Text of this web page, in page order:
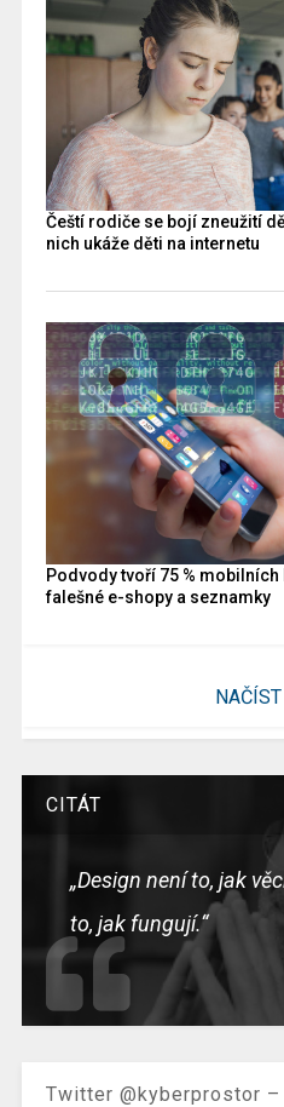
Čeští rodiče se bojí zneužití
nich ukáže děti na internetu
Podvody tvoří 75 %
falešné e-shopy a seznamky
CITÁT
„Design není to, jak
to, jak fungují.“
Twitter @kyberprostor –